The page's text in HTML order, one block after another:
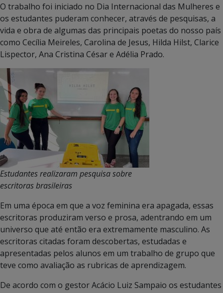
O trabalho foi iniciado no Dia Internacional das Mulheres e
os estudantes puderam conhecer, através de pesquisas, a
vida e obra de algumas das principais poetas do nosso país
como Cecília Meireles, Carolina de Jesus, Hilda Hilst, Clarice
Lispector, Ana Cristina César e Adélia Prado.
Estudantes realizaram pesquisa sobre
escritoras brasileiras
Em uma época em que a voz feminina era apagada, essas
escritoras produziram verso e prosa, adentrando em um
universo que até então era extremamente masculino. As
escritoras citadas foram descobertas, estudadas e
apresentadas pelos alunos em um trabalho de grupo que
teve como avaliação as rubricas de aprendizagem.
De acordo com o gestor Acácio Luiz Sampaio os estudantes